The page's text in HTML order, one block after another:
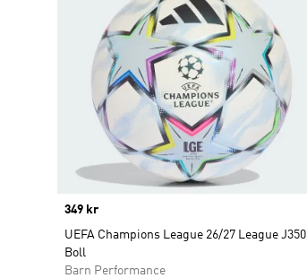
Price
349 kr
UEFA Champions League 26/27 League J350
Boll
Barn Performance